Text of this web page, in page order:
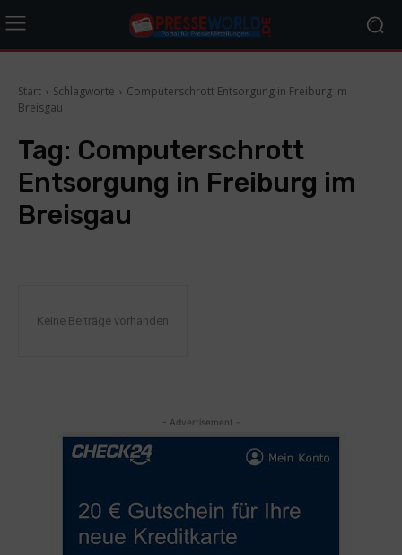
Start Schlagworte
Computerschrott Entsorgung in Freiburg im
Breisgau
Tag: Computerschrott
Entsorgung in Freiburg im
Breisgau
Keine Beiträge vorhanden
- Advertisement -